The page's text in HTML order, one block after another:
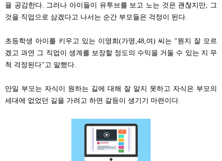
을 공감한다. 그러나 아이들이 유투브를 보고 노는 것은 괜찮지만, 그
것을 직업으로 삼겠다고 나서는 순간 부모들은 걱정이 된다.
초등학생 아이를 키우고 있는 이영희(가명,48,여) 씨는 "뭔지 잘 모르
겠고 과연 그 직업이 생계를 보장할 정도의 수익을 거둘 수 있는 지 무
척 걱정된다"고 말했다.
만일 부모는 자식이 원하는 길에 대해 잘 알지 못하고 자식은 부모의
세대에 없었던 길을 가려고 하면 갈등이 생기기 마련이다.